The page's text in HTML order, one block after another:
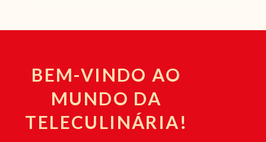
BEM-VINDO AO
MUNDO DA
TELECULINÁRIA!